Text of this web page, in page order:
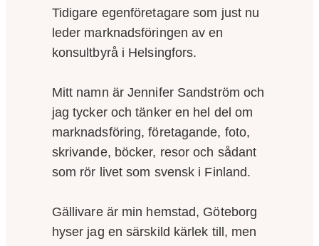
Tidigare egenföretagare som just nu
leder marknadsföringen av en
konsultbyrå i Helsingfors.
Mitt namn är Jennifer Sandström och
jag tycker och tänker en hel del om
marknadsföring, företagande, foto,
skrivande, böcker, resor och sådant
som rör livet som svensk i Finland.
Gällivare är min hemstad, Göteborg
hyser jag en särskild kärlek till, men